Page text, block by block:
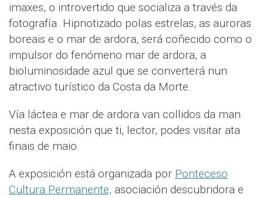
imaxes, o introvertido que socializa a través da
fotografía. Hipnotizado polas estrelas, as auroras
boreais e o mar de ardora, será coñecido como o
impulsor do fenómeno mar de ardora, a
bioluminosidade azul que se converterá nun
atractivo turístico da Costa da Morte.
Vía láctea e mar de ardora van collidos da man
nesta exposición que ti, lector, podes visitar ata
finais de maio.
A exposición está organizada por Ponteceso
Cultura Permanente, asociación descubridora e